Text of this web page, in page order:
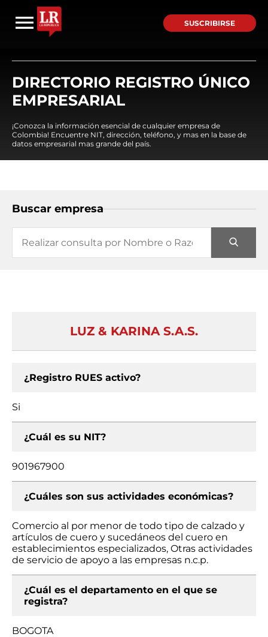
SUSCRIBIRSE
DIRECTORIO REGISTRO ÚNICO
EMPRESARIAL
¡Conozca la información esencial de cualquier empresa de
Colombia! Encuentre NIT, dirección, teléfono, y mas en la base de
datos empresarial mas grande del país.
Buscar empresa
LUZ & KARINA S.A.S.
¿Registro RUES activo?
Si
¿Cuál es su NIT?
901967900
¿Cuáles son sus actividades económicas?
Comercio al por menor de todo tipo de calzado y
artículos de cuero y sucedáneos del cuero en
establecimientos especializados, Otras actividades
de servicio de apoyo a las empresas n.c.p.
¿Cuál es el departamento en el que se
registra?
BOGOTA